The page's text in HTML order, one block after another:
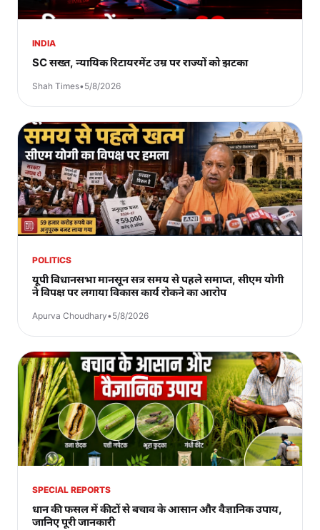
INDIA
SC सख्त, न्यायिक रिटायरमेंट उम्र पर राज्यों को झटका
Shah Times•5/8/2026
POLITICS
यूपी विधानसभा मानसून सत्र समय से पहले समाप्त, सीएम योगी
ने विपक्ष पर लगाया विकास कार्य रोकने का आरोप
Apurva Choudhary•5/8/2026
SPECIAL REPORTS
धान की फसल में कीटों से बचाव के आसान और वैज्ञानिक उपाय,
जानिए पूरी जानकारी